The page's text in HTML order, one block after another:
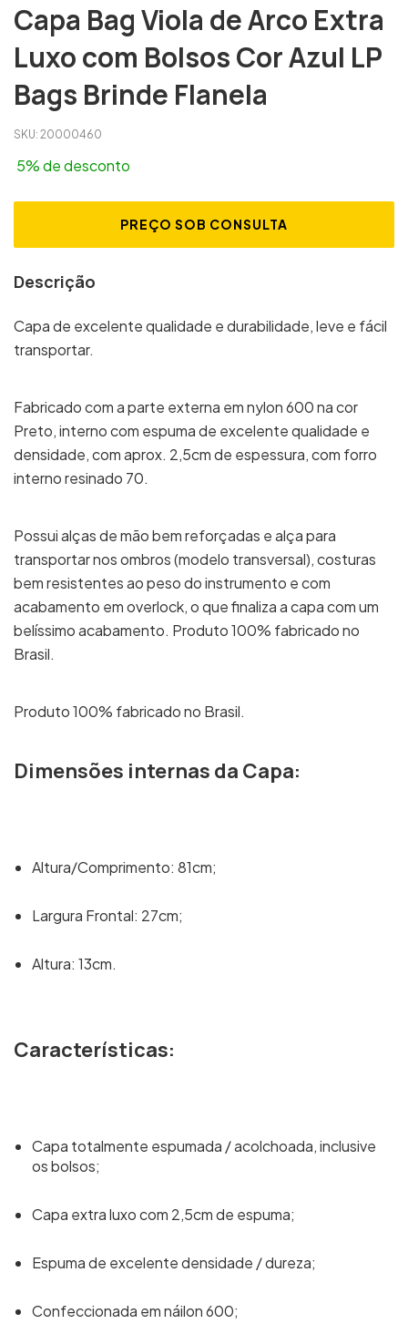
Capa Bag Viola de Arco Extra
Luxo com Bolsos Cor Azul LP
Bags Brinde Flanela
SKU: 20000460
5% de desconto
Descrição
Capa de excelente qualidade e durabilidade, leve e fácil
transportar.
Fabricado com a parte externa em nylon 600 na cor
Preto, interno com espuma de excelente qualidade e
densidade, com aprox. 2,5cm de espessura, com forro
interno resinado 70.
Possui alças de mão bem reforçadas e alça para
transportar nos ombros (modelo transversal), costuras
bem resistentes ao peso do instrumento e com
acabamento em overlock, o que finaliza a capa com um
belíssimo acabamento. Produto 100% fabricado no
Brasil.
Produto 100% fabricado no Brasil.
Dimensões internas da Capa:
Altura/Comprimento: 81cm;
Largura Frontal: 27cm;
Altura: 13cm.
Características:
Capa totalmente espumada / acolchoada, inclusive
os bolsos;
Capa extra luxo com 2,5cm de espuma;
Espuma de excelente densidade / dureza;
Confeccionada em náilon 600;